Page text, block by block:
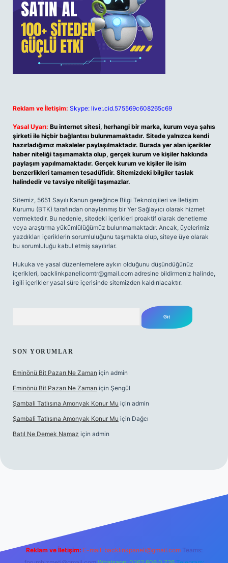
Reklam ve İletişim: Skype: live:.cid.575569c608265c69
Yasal Uyarı: Bu internet sitesi, herhangi bir marka, kurum veya şahıs
şirketi ile hiçbir bağlantısı bulunmamaktadır. Sitede yalnızca kendi
hazırladığımız makaleler paylaşılmaktadır. Burada yer alan içerikler
haber niteliği taşımamakta olup, gerçek kurum ve kişiler hakkında
paylaşım yapılmamaktadır. Gerçek kurum ve kişiler ile isim
benzerlikleri tamamen tesadüfidir. Sitemizdeki bilgiler taslak
halindedir ve tavsiye niteliği taşımazlar.
Sitemiz, 5651 Sayılı Kanun gereğince Bilgi Teknolojileri ve İletişim
Kurumu (BTK) tarafından onaylanmış bir Yer Sağlayıcı olarak hizmet
vermektedir. Bu nedenle, sitedeki içerikleri proaktif olarak denetleme
veya araştırma yükümlülüğümüz bulunmamaktadır. Ancak, üyelerimiz
yazdıkları içeriklerin sorumluluğunu taşımakta olup, siteye üye olarak
bu sorumluluğu kabul etmiş sayılırlar.
Hukuka ve yasal düzenlemelere aykırı olduğunu düşündüğünüz
içerikleri, backlinkpanelicomtr@gmail.com adresine bildirmeniz halinde,
ilgili içerikler yasal süre içerisinde sitemizden kaldırılacaktır.
SON YORUMLAR
Eminönü Bit Pazarı Ne Zaman için admin
Eminönü Bit Pazarı Ne Zaman için Şengül
Şambali Tatlısına Amonyak Konur Mu için admin
Şambali Tatlısına Amonyak Konur Mu için Dağcı
Batıl Ne Demek Namaz için admin
Reklam ve İletişim: E-mail: backlinkpaneli@gmail.com Teams: